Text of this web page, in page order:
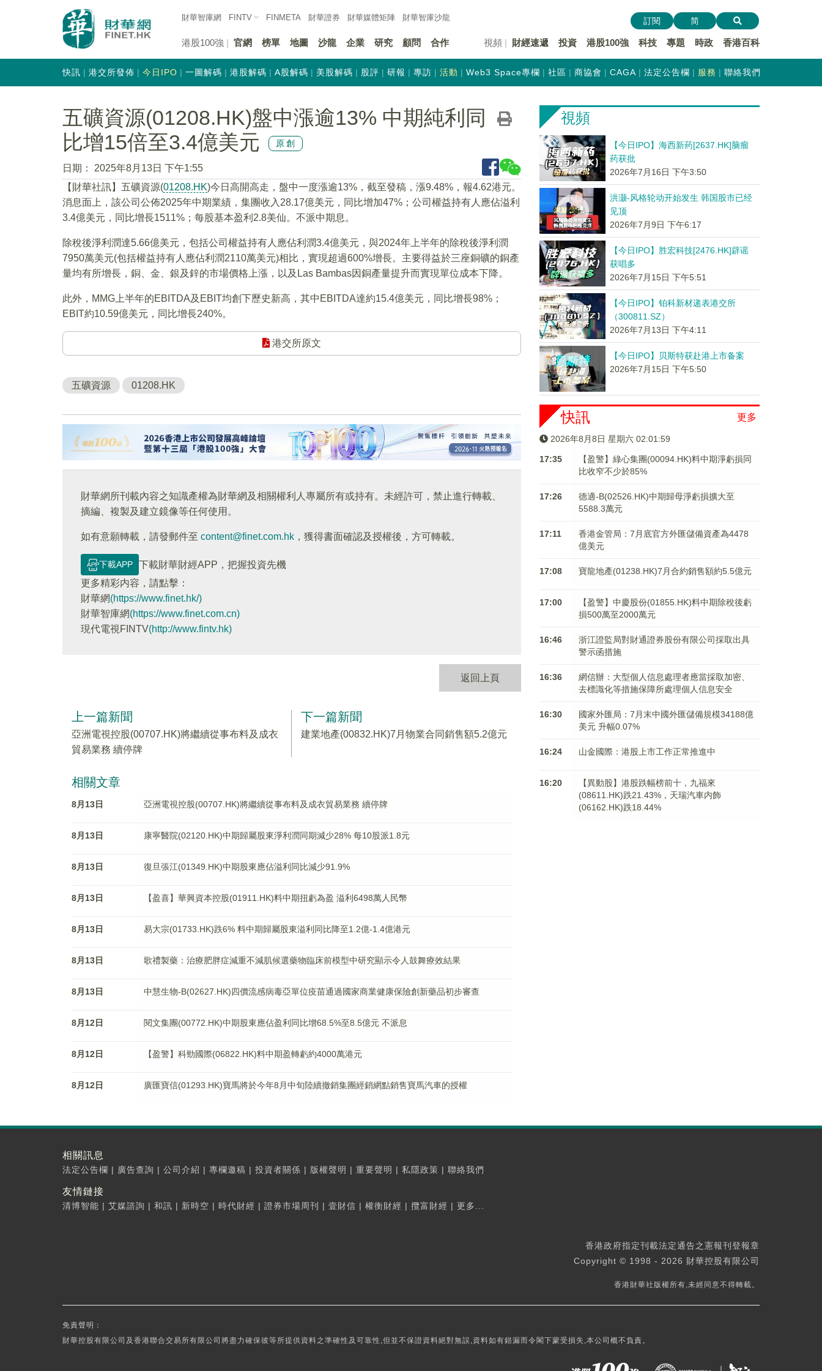
財華智庫網 FINTV FINMETA 財華證券 財華媒體矩陣 財華智庫沙龍
港股100強 官網 榜單 地圖 沙龍 企業 研究 顧問 合作 視頻 財經速遞 投資 港股100強 科技 專題 時政 香港百科
訂閱 简
快訊 港交所發佈 今日IPO 一圖解碼 港股解碼 A股解碼 美股解碼 股評 研報 專訪 活動 Web3 Space專欄 社區 商協會 CAGA 法定公告欄 服務 聯絡我們
五礦資源(01208.HK)盤中漲逾13% 中期純利同
比增15倍至3.4億美元
原創
日期：
2025年8月13日 下午1:55
【財華社訊】五礦資源(01208.HK)今日高開高走，盤中一度漲逾13%，截至發稿，漲9.48%，報4.62港元。
消息面上，該公司公佈2025年中期業績，集團收入28.17億美元，同比增加47%；公司權益持有人應佔溢利
3.4億美元，同比增長1511%；每股基本盈利2.8美仙。不派中期息。
除稅後淨利潤達5.66億美元，包括公司權益持有人應佔利潤3.4億美元，與2024年上半年的除稅後淨利潤
7950萬美元(包括權益持有人應佔利潤2110萬美元)相比，實現超過600%增長。主要得益於三座銅礦的銅產
量均有所增長，銅、金、銀及鋅的市場價格上漲，以及Las Bambas因銅產量提升而實現單位成本下降。
此外，MMG上半年的EBITDA及EBIT均創下歷史新高，其中EBITDA達約15.4億美元，同比增長98%；
EBIT約10.59億美元，同比增長240%。
港交所原文
五礦資源 01208.HK
財華網所刊載內容之知識產權為財華網及相關權利人專屬所有或持有。未經許可，禁止進行轉載、
摘編、複製及建立鏡像等任何使用。
如有意願轉載，請發郵件至 content@finet.com.hk ，獲得書面確認及授權後，方可轉載。
下載APP
下載財華財經APP，把握投資先機
更多精彩内容，請點擊：
財華網(https://www.finet.hk/)
財華智庫網(https://www.finet.com.cn)
現代電視FINTV(http://www.fintv.hk)
返回上頁
上一篇新聞
亞洲電視控股(00707.HK)將繼續從事布料及成衣
貿易業務 續停牌
下一篇新聞
建業地產(00832.HK)7月物業合同銷售額5.2億元
相關文章
8月13日 亞洲電視控股(00707.HK)將繼續從事布料及成衣貿易業務 續停牌
8月13日 康寧醫院(02120.HK)中期歸屬股東淨利潤同期減少28% 每10股派1.8元
8月13日 復旦張江(01349.HK)中期股東應佔溢利同比減少91.9%
8月13日 【盈喜】華興資本控股(01911.HK)料中期扭虧為盈 溢利6498萬人民幣
8月13日 易大宗(01733.HK)跌6% 料中期歸屬股東溢利同比降至1.2億-1.4億港元
8月13日 歌禮製藥：治療肥胖症減重不減肌候選藥物臨床前模型中研究顯示令人鼓舞療效結果
8月13日 中慧生物-B(02627.HK)四價流感病毒亞單位疫苗通過國家商業健康保險創新藥品初步審查
8月12日 閱文集團(00772.HK)中期股東應佔盈利同比增68.5%至8.5億元 不派息
8月12日 【盈警】科勁國際(06822.HK)料中期盈轉虧約4000萬港元
8月12日 廣匯寶信(01293.HK)寶馬將於今年8月中旬陸續撤銷集團經銷網點銷售寶馬汽車的授權
視頻
【今日IPO】海西新药[2637.HK]脑瘤
药获批
2026年7月16日 下午3:50
洪灏-风格轮动开始发生 韩国股市已经
见顶
2026年7月9日 下午6:17
【今日IPO】胜宏科技[2476.HK]辟谣
获唱多
2026年7月15日 下午5:51
【今日IPO】铂科新材递表港交所
（300811.SZ）
2026年7月13日 下午4:11
【今日IPO】贝斯特获赴港上市备案
2026年7月15日 下午5:50
更多
快訊
2026年8月8日 星期六 02:01:59
17:35
【盈警】綠心集團(00094.HK)料中期淨虧損同
比收窄不少於85%
17:26
德適-B(02526.HK)中期歸母淨虧損擴大至
5588.3萬元
17:11
香港金管局：7月底官方外匯儲備資產為4478
億美元
17:08 寶龍地產(01238.HK)7月合約銷售額約5.5億元
17:00
【盈警】中慶股份(01855.HK)料中期除稅後虧
損500萬至2000萬元
16:46
浙江證監局對財通證券股份有限公司採取出具
警示函措施
16:36
網信辦：大型個人信息處理者應當採取加密、
去標識化等措施保障所處理個人信息安全
16:30
國家外匯局：7月末中國外匯儲備規模34188億
美元 升幅0.07%
16:24 山金國際：港股上市工作正常推進中
16:20
【異動股】港股跌幅榜前十，九福來
(08611.HK)跌21.43%，天瑞汽車内飾
(06162.HK)跌18.44%
相關訊息
法定公告欄 | 廣告查詢 | 公司介紹 | 專欄邀稿 | 投資者關係 | 版權聲明 | 重要聲明 | 私隱政策 | 聯絡我們
友情鏈接
清博智能 | 艾媒諮詢 | 和訊 | 新時空 | 時代財經 | 證券市場周刊 | 壹財信 | 權衡財經 | 攬富財經 | 更多...
香港政府指定刊載法定通告之憲報刊登報章
Copyright © 1998 - 2026 財華控股有限公司
香港財華社版權所有,未經同意不得轉載。
免責聲明：
財華控股有限公司及香港聯合交易所有限公司將盡力確保彼等所提供資料之準確性及可靠性,但並不保證資料絕對無誤,資料如有錯漏而令閣下蒙受損失,本公司概不負責。